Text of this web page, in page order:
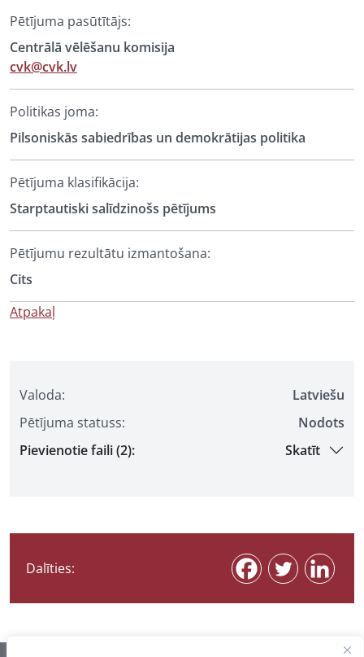
Valoda:
Latviešu
Pētījuma statuss:
Nodots
Pievienotie faili (2):
Skatīt
Dalīties:
Pētījuma pasūtītājs:
Centrālā vēlēšanu komisija
cvk@cvk.lv
Politikas joma:
Pilsoniskās sabiedrības un demokrātijas politika
Pētījuma klasifikācija:
Starptautiski salīdzinošs pētījums
Pētījumu rezultātu izmantošana:
Cits
Atpakaļ